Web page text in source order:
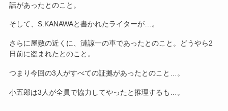
話があったとのこと。
そして、S.KANAWAと書かれたライターが…。
さらに屋敷の近くに、漣諒一の車であったとのこと。どうやら2
日前に盗まれたとのこと。
つまり今回の3人がすべての証拠があったとのこと…。
小五郎は3人が全員で協力してやったと推理するも…。